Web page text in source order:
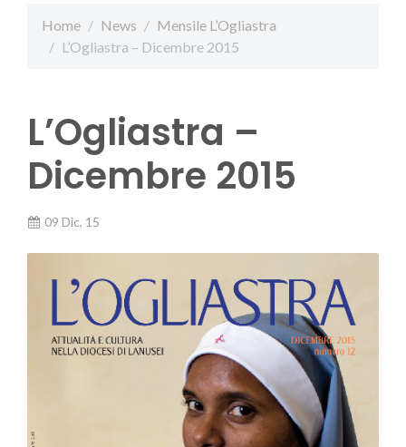
Home News
Mensile L’Ogliastra
L’Ogliastra – Dicembre 2015
L’Ogliastra –
Dicembre 2015
09 Dic, 15